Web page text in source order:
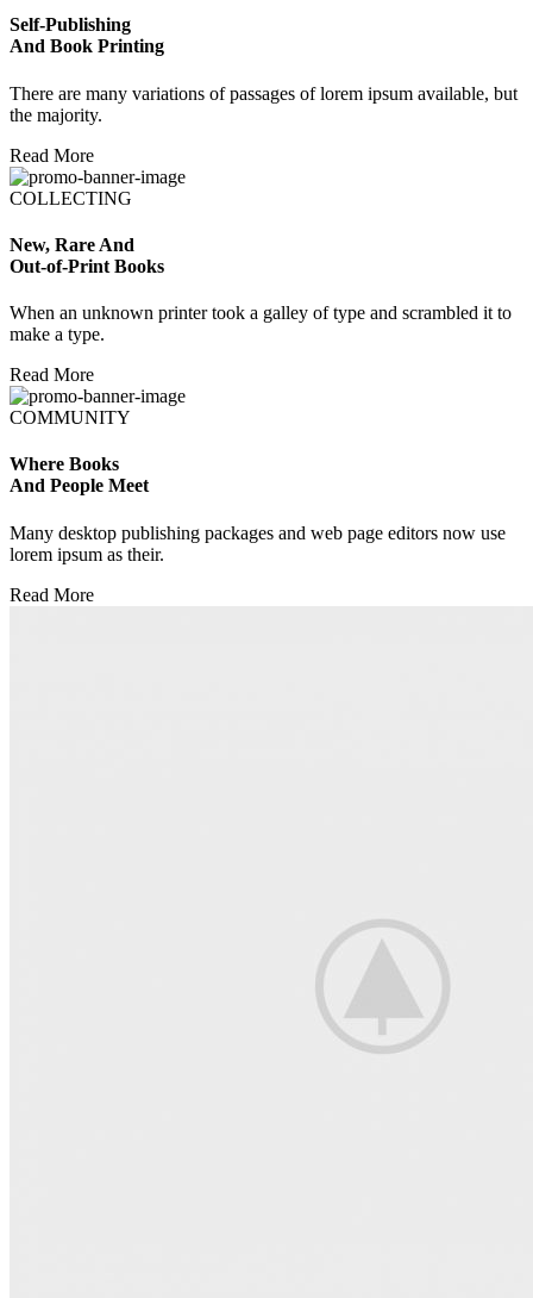
Self-Publishing
And Book Printing
There are many variations of passages of lorem ipsum available, but
the majority.
Read More
COLLECTING
New, Rare And
Out-of-Print Books
When an unknown printer took a galley of type and scrambled it to
make a type.
Read More
COMMUNITY
Where Books
And People Meet
Many desktop publishing packages and web page editors now use
lorem ipsum as their.
Read More